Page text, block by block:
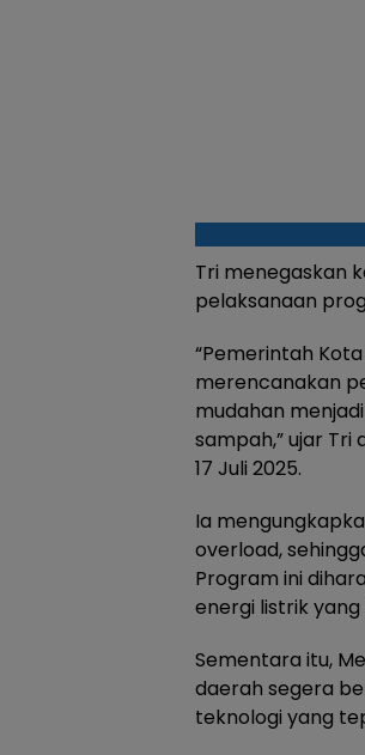
Tri menegaskan
pelaksanaan
“Pemerintah
merencanakan
mudahan
sampah,” ujar
17 Juli 2025.
Ia
overload,
Program ini
energi listrik
Sementara itu,
daerah segera
teknologi yang